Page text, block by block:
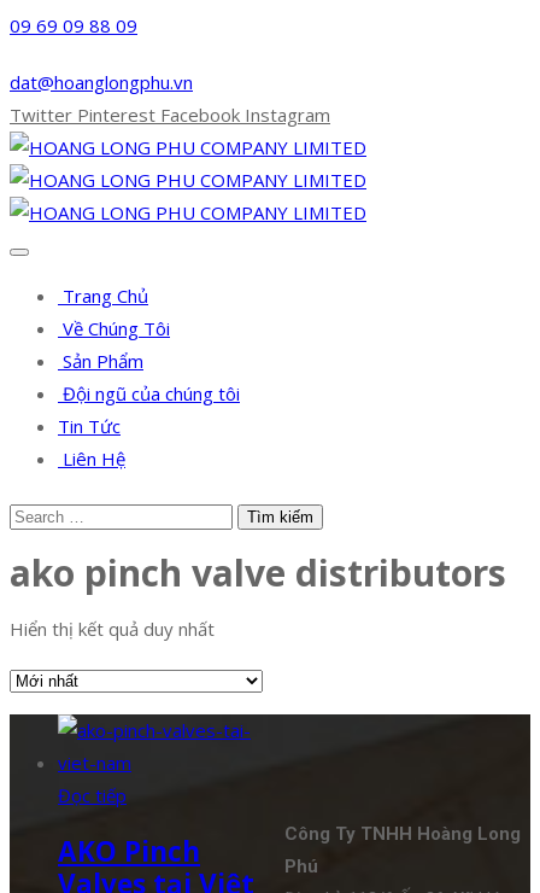
09 69 09 88 09
dat@hoanglongphu.vn
Twitter Pinterest Facebook Instagram
Trang Chủ
Về Chúng Tôi
Sản Phẩm
Đội ngũ của chúng tôi
Tin Tức
Liên Hệ
ako pinch valve distributors
Hiển thị kết quả duy nhất
Đọc tiếp
AKO Pinch
Valves tại Việt
Công Ty TNHH Hoàng Long
Phú